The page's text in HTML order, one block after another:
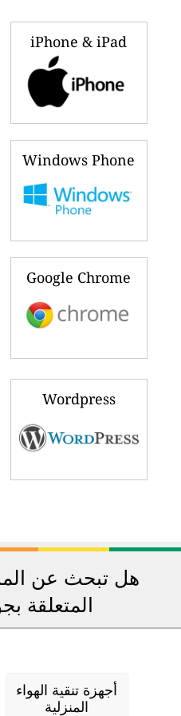
iPhone & iPad
Windows Phone
Google Chrome
Wordpress
هل تبحث عن
المتعلقة
أجهزة تنقية الهواء
المنزلية